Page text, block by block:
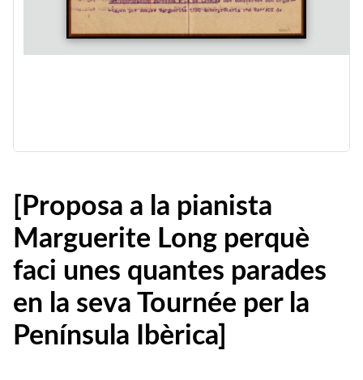
[Proposa a la pianista
Marguerite Long perquè
faci unes quantes parades
en la seva Tournée per la
Península Ibèrica]